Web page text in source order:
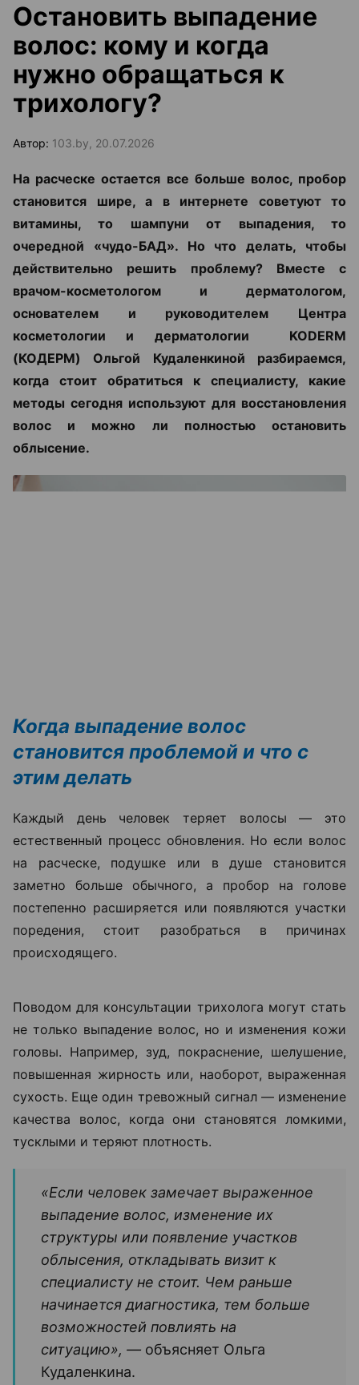
Остановить выпадение
волос: кому и когда
нужно обращаться к
трихологу?
Автор: 103.by, 20.07.2026
На расческе остается все больше волос, пробор
становится шире, а в интернете советуют то
витамины, то шампуни от выпадения, то
очередной «чудо-БАД». Но что делать, чтобы
действительно решить проблему? Вместе с
врачом-косметологом и дерматологом,
основателем и руководителем Центра
косметологии и дерматологии KODERM
(КОДЕРМ) Ольгой Кудаленкиной разбираемся,
когда стоит обратиться к специалисту, какие
методы сегодня используют для восстановления
волос и можно ли полностью остановить
облысение.
Когда выпадение волос
становится проблемой и что с
этим делать
Каждый день человек теряет волосы — это
естественный процесс обновления. Но если волос
на расческе, подушке или в душе становится
заметно больше обычного, а пробор на голове
постепенно расширяется или появляются участки
поредения, стоит разобраться в причинах
происходящего.
не только выпадение волос, но и изменения кожи
головы. Например, зуд, покраснение, шелушение,
повышенная жирность или, наоборот, выраженная
сухость. Еще один тревожный сигнал — изменение
качества волос, когда они становятся ломкими,
тусклыми и теряют плотность.